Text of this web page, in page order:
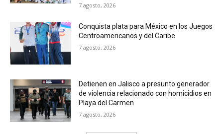
7 agosto, 2026
Conquista plata para México en los Juegos
Centroamericanos y del Caribe
7 agosto, 2026
Detienen en Jalisco a presunto generador
de violencia relacionado con homicidios en
Playa del Carmen
7 agosto, 2026